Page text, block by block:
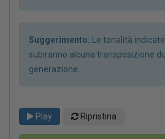
Suggerimento: Le tonalità
subiranno alcuna transposizione
generazione.
Play Ripristina